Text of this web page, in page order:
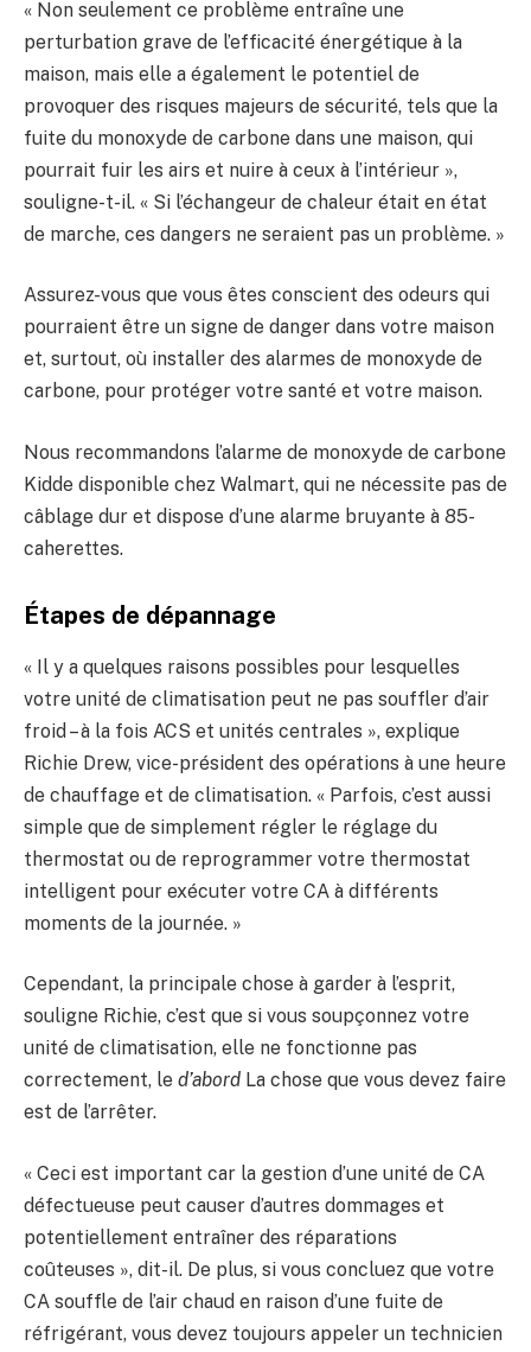
« Non seulement ce problème entraîne une
perturbation grave de l’efficacité énergétique à la
maison, mais elle a également le potentiel de
provoquer des risques majeurs de sécurité, tels que la
fuite du monoxyde de carbone dans une maison, qui
pourrait fuir les airs et nuire à ceux à l’intérieur »,
souligne-t-il. « Si l’échangeur de chaleur était en état
de marche, ces dangers ne seraient pas un problème. »
Assurez-vous que vous êtes conscient des odeurs qui
pourraient être un signe de danger dans votre maison
et, surtout, où installer des alarmes de monoxyde de
carbone, pour protéger votre santé et votre maison.
Nous recommandons l’alarme de monoxyde de carbone
Kidde disponible chez Walmart, qui ne nécessite pas de
câblage dur et dispose d’une alarme bruyante à 85-
caherettes.
Étapes de dépannage
« Il y a quelques raisons possibles pour lesquelles
votre unité de climatisation peut ne pas souffler d’air
froid – à la fois ACS et unités centrales », explique
Richie Drew, vice-président des opérations à une heure
de chauffage et de climatisation. « Parfois, c’est aussi
simple que de simplement régler le réglage du
thermostat ou de reprogrammer votre thermostat
intelligent pour exécuter votre CA à différents
moments de la journée. »
Cependant, la principale chose à garder à l’esprit,
souligne Richie, c’est que si vous soupçonnez votre
unité de climatisation, elle ne fonctionne pas
correctement, le d’abord La chose que vous devez faire
est de l’arrêter.
« Ceci est important car la gestion d’une unité de CA
défectueuse peut causer d’autres dommages et
potentiellement entraîner des réparations
coûteuses », dit-il. De plus, si vous concluez que votre
CA souffle de l’air chaud en raison d’une fuite de
réfrigérant, vous devez toujours appeler un technicien